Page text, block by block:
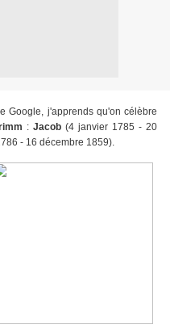
Google, j'apprends qu'on célèbre
: Jacob (4 janvier 1785 - 20
- 16 décembre 1859).